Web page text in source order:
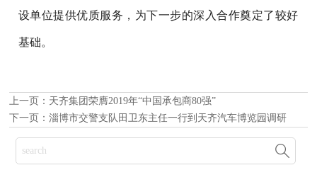
设单位提供优质服务，为下一步的深入合作奠定了较好
基础。
上一页： 天齐集团荣膺2019年“中国承包商80强”
下一页：淄博市交警支队田卫东主任一行到天齐汽车博览园调研
